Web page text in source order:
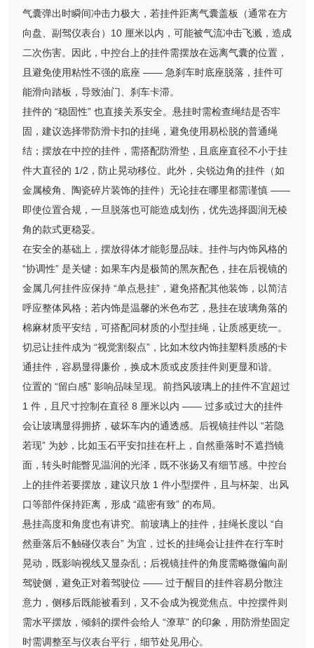
气囊弹出时瞬间冲击力极大，若挂件距离气囊盖板（通常在方
向盘、副驾仪表台）10 厘米以内，可能被气流冲击飞溅，造成
二次伤害。因此，中控台上的挂件需摆放在远离气囊的位置，
且避免使用粘性不强的底座 —— 急刹车时底座脱落，挂件可
能滑向踏板，导致油门、刹车卡滞。
挂件的 “稳固性” 也直接关系安全。悬挂时需检查绳结是否牢
固，建议选择带防滑卡扣的挂绳，避免使用易松脱的普通绳
结；摆放在中控的挂件，需搭配防滑垫，且底座直径不小于挂
件大直径的 1/2，防止晃动移位。此外，尖锐边角的挂件（如
金属棱角、陶瓷碎片装饰的挂件）无论挂在哪里都需谨慎 ——
即使位置合规，一旦脱落也可能造成划伤，优先选择圆润无棱
角的款式更稳妥。
在安全的基础上，摆放得体才能彰显品味。挂件与内饰风格的
“协调性” 是关键：如果车内是极简的黑灰配色，挂在后视镜的
金属几何挂件应保持 “单点悬挂”，避免搭配其他装饰，以简洁
呼应整体风格；若内饰是温馨的米色布艺，悬挂在玻璃角落的
棉麻材质平安结，可搭配同材质的小型挂绳，让质感更统一。
切忌让挂件成为 “视觉割裂点”，比如木纹内饰挂塑料质感的卡
通挂件，容易显得廉价，换成木质或皮质挂件则更显和谐。
位置的 “留白感” 影响品味呈现。前挡风玻璃上的挂件不宜超过
1 件，且尺寸控制在直径 8 厘米以内 —— 过多或过大的挂件
会让玻璃显得拥挤，破坏车内的通透感。后视镜挂件以 “若隐
若现” 为妙，比如玉石平安扣挂在杆上，自然垂落时不遮挡镜
面，转头时能瞥见温润的光泽，既不张扬又有细节感。中控台
上的挂件若要摆放，建议只放 1 件小型摆件，且与杯架、出风
口等部件保持距离，形成 “疏密有致” 的布局。
悬挂高度和角度也有讲究。前玻璃上的挂件，挂绳长度以 “自
然垂落后不触碰仪表台” 为宜，过长的挂绳会让挂件在行车时
晃动，既影响视线又显杂乱；后视镜挂件的角度需略微偏向副
驾驶侧，避免正对着驾驶位 —— 过于醒目的挂件容易分散注
意力，侧移后既能被看到，又不会成为视觉焦点。中控摆件则
需水平摆放，倾斜的摆件会给人 “潦草” 的印象，用防滑垫固定
时需调整至与仪表台平行，细节处见用心。